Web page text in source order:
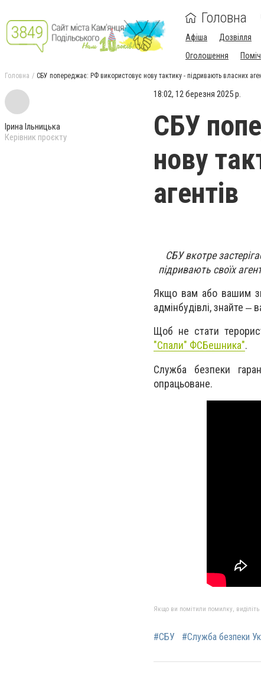
Головна
Афіша Дозвілля
Оголошення
Головна СБУ попереджає: РФ використовує нову тактику - підривають власних
Ірина Ільницька
Керівник проєкту
18:02, 12 березня 2025 р.
СБУ
нову
агентів
СБУ вкотре
підривають своїх
Якщо вам або вашим
адмінбудівлі, знайте ‒
Щоб не стати
"Спали" ФСБешника".
Служба безпеки
опрацьоване.
Якщо ви помітили помилку, виділіть
#СБУ #Служба безпеки